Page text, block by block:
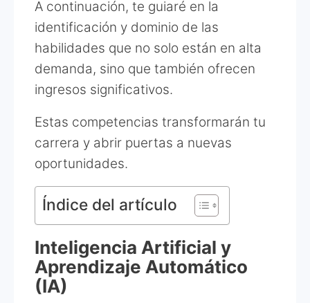
A continuación, te guiaré en la
identificación y dominio de las
habilidades que no solo están en alta
demanda, sino que también ofrecen
ingresos significativos.
Estas competencias transformarán tu
carrera y abrir puertas a nuevas
oportunidades.
Índice del artículo
Inteligencia Artificial y
Aprendizaje Automático
(IA)